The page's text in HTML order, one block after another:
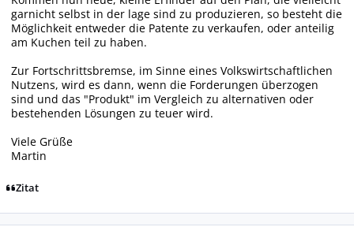
garnicht selbst in der lage sind zu produzieren, so besteht die
Möglichkeit entweder die Patente zu verkaufen, oder anteilig
am Kuchen teil zu haben.
Zur Fortschrittsbremse, im Sinne eines Volkswirtschaftlichen
Nutzens, wird es dann, wenn die Forderungen überzogen
sind und das "Produkt" im Vergleich zu alternativen oder
bestehenden Lösungen zu teuer wird.
Viele Grüße
Martin
Zitat